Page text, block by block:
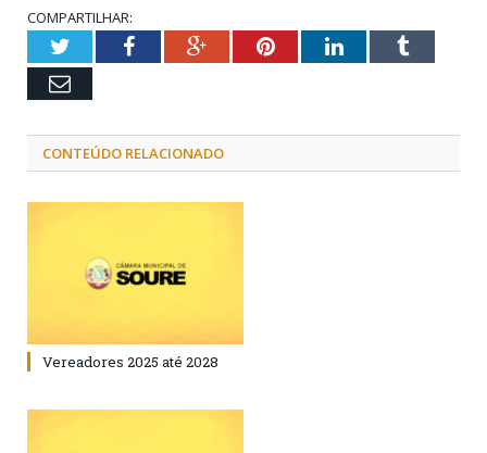
COMPARTILHAR:
TwitterFacebookGoogle+PinterestLinkedInTumblr
Email
CONTEÚDO RELACIONADO
Vereadores 2025 até 2028